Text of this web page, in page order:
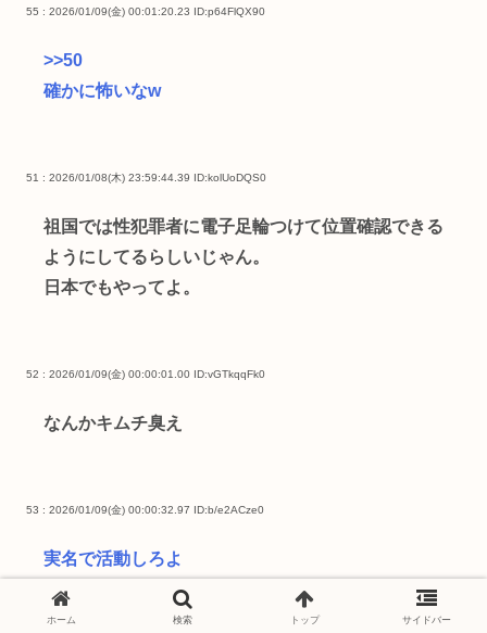
55 : 2026/01/09(金) 00:01:20.23 ID:p64FlQX90
>>50
確かに怖いなw
51 : 2026/01/08(木) 23:59:44.39 ID:kolUoDQS0
祖国では性犯罪者に電子足輪つけて位置確認できる
ようにしてるらしいじゃん。
日本でもやってよ。
52 : 2026/01/09(金) 00:00:01.00 ID:vGTkqqFk0
なんかキムチ臭え
53 : 2026/01/09(金) 00:00:32.97 ID:b/e2ACze0
実名で活動しろよ
普通の人は皆そうしてるぞ
ホーム 検索 トップ サイドバー